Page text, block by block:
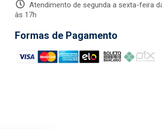
Atendimento de segunda a sexta-feira
às 17h
Formas de Pagamento